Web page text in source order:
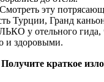
эту
Турции, Гранд
у отельного гида,
и здоровыми.
Получите краткое